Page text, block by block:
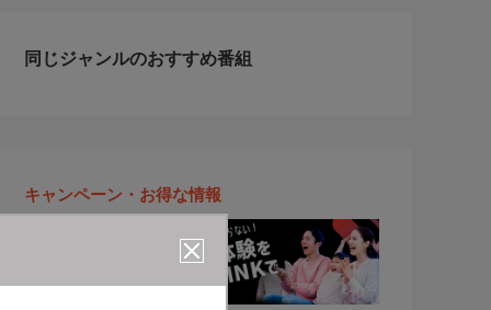
同じジャンルのおすすめ番組
キャンペーン・お得な情報